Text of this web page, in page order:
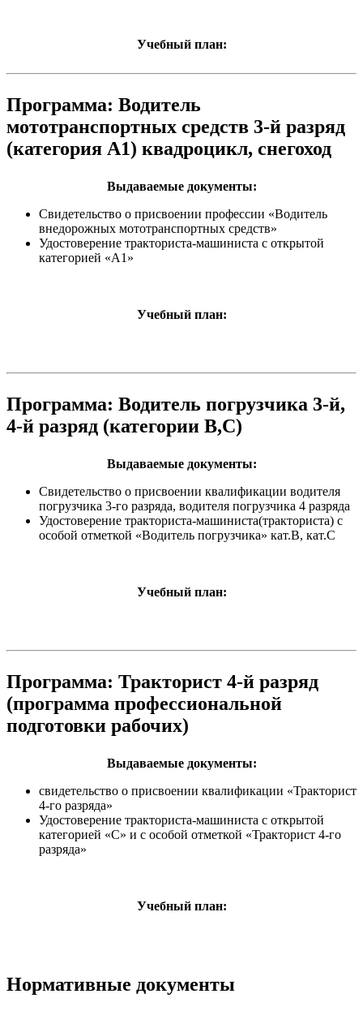
Учебный план:
Программа: Водитель
мототранспортных средств 3-й разряд
(категория А1) квадроцикл, снегоход
Выдаваемые документы:
Cвидетельство о присвоении профессии «Водитель
внедорожных мототранспортных средств»
Удостоверение тракториста-машиниста с открытой
категорией «А1»
Учебный план:
Программа: Водитель погрузчика 3-й,
4-й разряд (категории В,С)
Выдаваемые документы:
Свидетельство о присвоении квалификации водителя
погрузчика 3-го разряда, водителя погрузчика 4 разряда
Удостоверение тракториста-машиниста(тракториста) с
особой отметкой «Водитель погрузчика» кат.В, кат.С
Учебный план:
Программа: Тракторист 4-й разряд
(программа профессиональной
подготовки рабочих)
Выдаваемые документы:
свидетельство о присвоении квалификации «Тракторист
4-го разряда»
Удостоверение тракториста-машиниста с открытой
категорией «С» и с особой отметкой «Тракторист 4-го
разряда»
Учебный план:
Нормативные документы